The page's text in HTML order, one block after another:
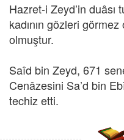
Hazret-i Zeyd’in
kadının gözleri
olmuştur.
Saîd bin Zeyd, 671
Cenâzesini Sa’d bin
techiz etti.